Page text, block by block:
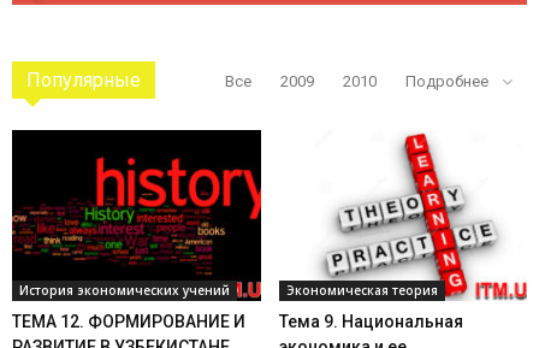
Популярные Все 2009 2010 Подробнее
История экономических учений
ТЕМА 12. ФОРМИРОВАНИЕ И
Экономическая теория
Тема 9. Национальная